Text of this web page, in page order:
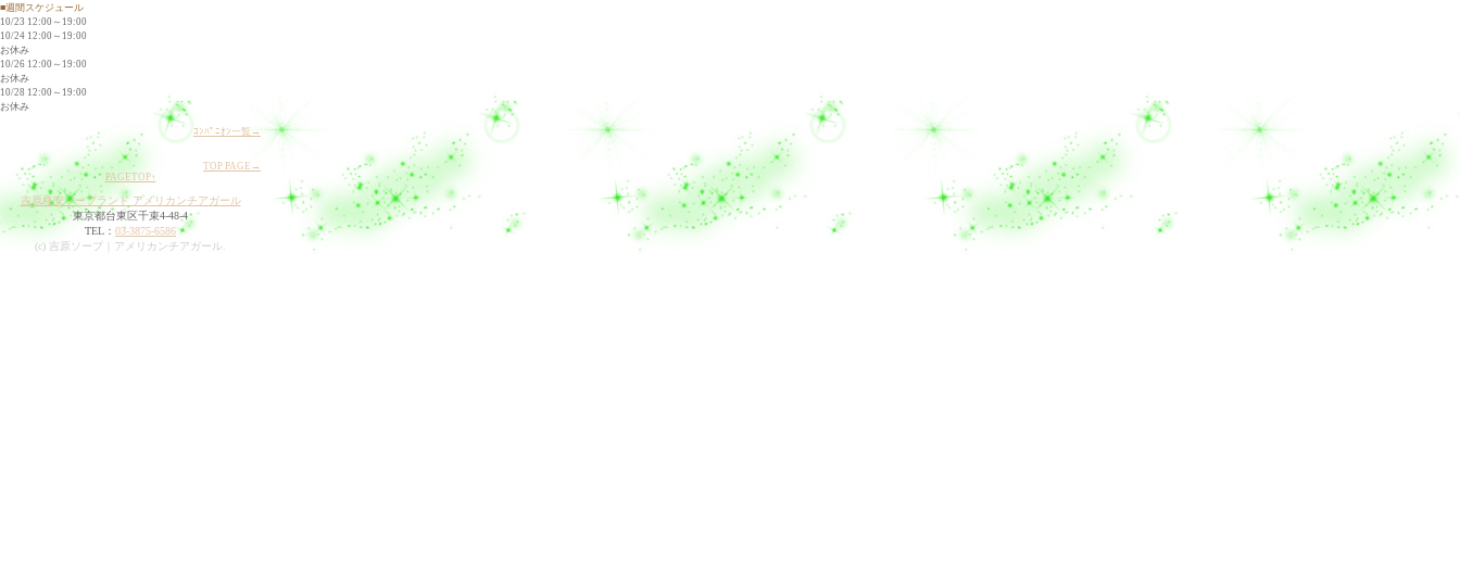
■週間スケジュール
10/23 12:00～19:00
10/24 12:00～19:00
お休み
10/26 12:00～19:00
お休み
10/28 12:00～19:00
お休み
ｺﾝﾊﾟﾆｵﾝ一覧→
TOP PAGE→
PAGETOP↑
吉原格安ソープランド アメリカンチアガール
東京都台東区千束4-48-4
TEL： 03-3875-6586
(c) 吉原ソープ｜アメリカンチアガール.